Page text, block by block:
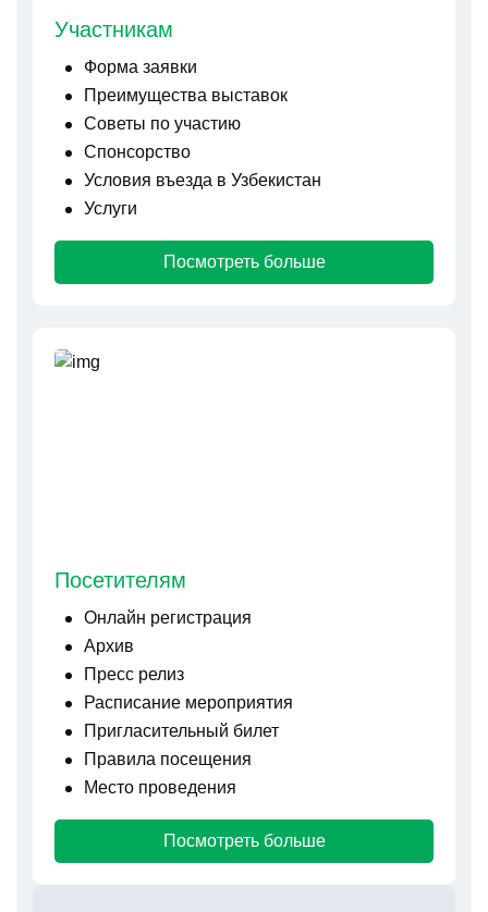
Участникам
Форма заявки
Преимущества выставок
Советы по участию
Спонсорство
Условия въезда в Узбекистан
Услуги
Посмотреть больше
Посетителям
Онлайн регистрация
Архив
Пресс релиз
Расписание мероприятия
Пригласительный билет
Правила посещения
Место проведения
Посмотреть больше